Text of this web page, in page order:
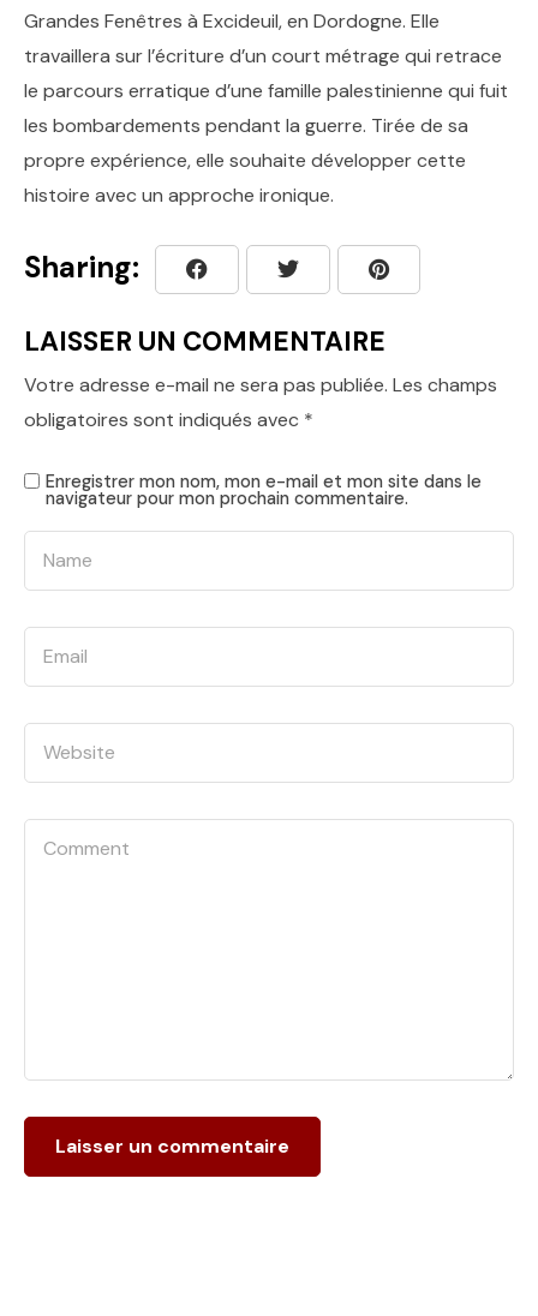
Grandes Fenêtres à Excideuil, en Dordogne. Elle
travaillera sur l’écriture d’un court métrage qui retrace
le parcours erratique d’une famille palestinienne qui fuit
les bombardements pendant la guerre. Tirée de sa
propre expérience, elle souhaite développer cette
histoire avec un approche ironique.
Sharing:
LAISSER UN COMMENTAIRE
Votre adresse e-mail ne sera pas publiée. Les champs
obligatoires sont indiqués avec *
Enregistrer mon nom, mon e-mail et mon site dans le
navigateur pour mon prochain commentaire.